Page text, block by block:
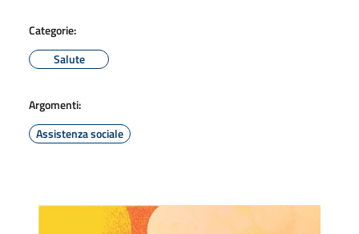
Categorie:
Salute
Argomenti:
Assistenza sociale